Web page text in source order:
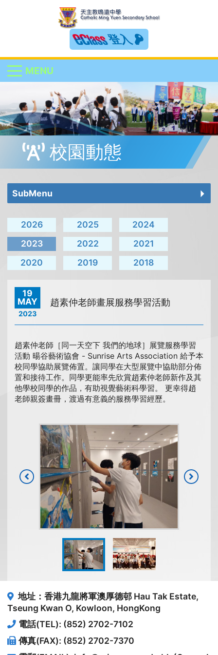
登入
MENU
校園動態
SubMenu
2026 2025
2024
2023
2022
2021
2020
2019 2018
19
MAY
2023
趙素仲老師畫展服務學習活動
趙素仲老師［同一天空下 我們的地球］展覽服務學習
活動 暘谷藝術協會 - Sunrise Arts Association 給予本
校同學協助展覽佈置。讓同學在大型展覽中協助部分佈
置和接待工作。同學更能率先欣賞趙素仲老師新作及其
他學校同學的作品，有助視覺藝術科學習。 更幸得趙
老師親簽畫冊，渡過有意義的服務學習經歷。
地址：香港九龍將軍澳厚德邨 Hau Tak Estate,
Tseung Kwan O, Kowloon, HongKong
電話(TEL): (852) 2702-7102
傳真(FAX): (852) 2702-7370